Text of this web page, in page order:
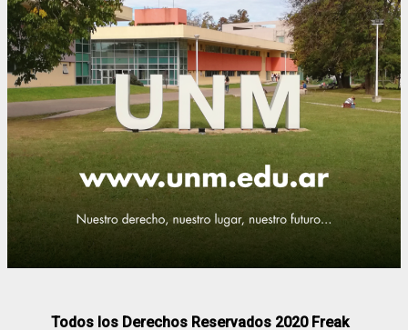
Todos los Derechos Reservados 2020 Freak